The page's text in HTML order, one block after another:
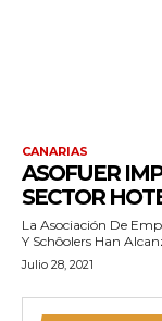
CANARIAS
ASOFUER
SECTOR
La Asociación De
Y Schôolers Han
Julio 28, 2021